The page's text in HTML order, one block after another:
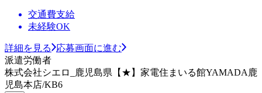
交通費支給
未経験OK
詳細を見る
応募画面に進む
派遣労働者
株式会社シエロ_鹿児島県【★】家電住まいる館YAMADA鹿
児島本店/KB6